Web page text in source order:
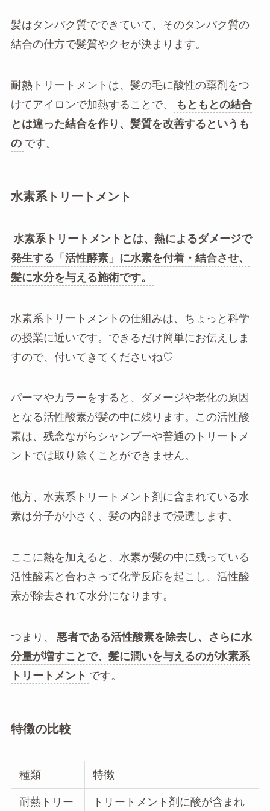
髪はタンパク質でできていて、そのタンパク質の
結合の仕方で髪質やクセが決まります。
耐熱トリートメントは、髪の毛に酸性の薬剤をつ
けてアイロンで加熱することで、
もともとの結合
とは違った結合を作り、髪質を改善するというも
の です。
水素系トリートメント
水素系トリートメントとは、熱によるダメージで
発生する「活性酵素」に水素を付着・結合させ、
髪に水分を与える施術です。
水素系トリートメントの仕組みは、ちょっと科学
の授業に近いです。できるだけ簡単にお伝えしま
すので、付いてきてくださいね♡
パーマやカラーをすると、ダメージや老化の原因
となる活性酸素が髪の中に残ります。この活性酸
素は、残念ながらシャンプーや普通のトリートメ
ントでは取り除くことができません。
他方、水素系トリートメント剤に含まれている水
素は分子が小さく、髪の内部まで浸透します。
ここに熱を加えると、水素が髪の中に残っている
活性酸素と合わさって化学反応を起こし、活性酸
素が除去されて水分になります。
つまり、
悪者である活性酸素を除去し、さらに水
分量が増すことで、髪に潤いを与えるのが水素系
トリートメント です。
特徴の比較
種類 特徴
耐熱トリー
トリートメント剤に酸が含まれ